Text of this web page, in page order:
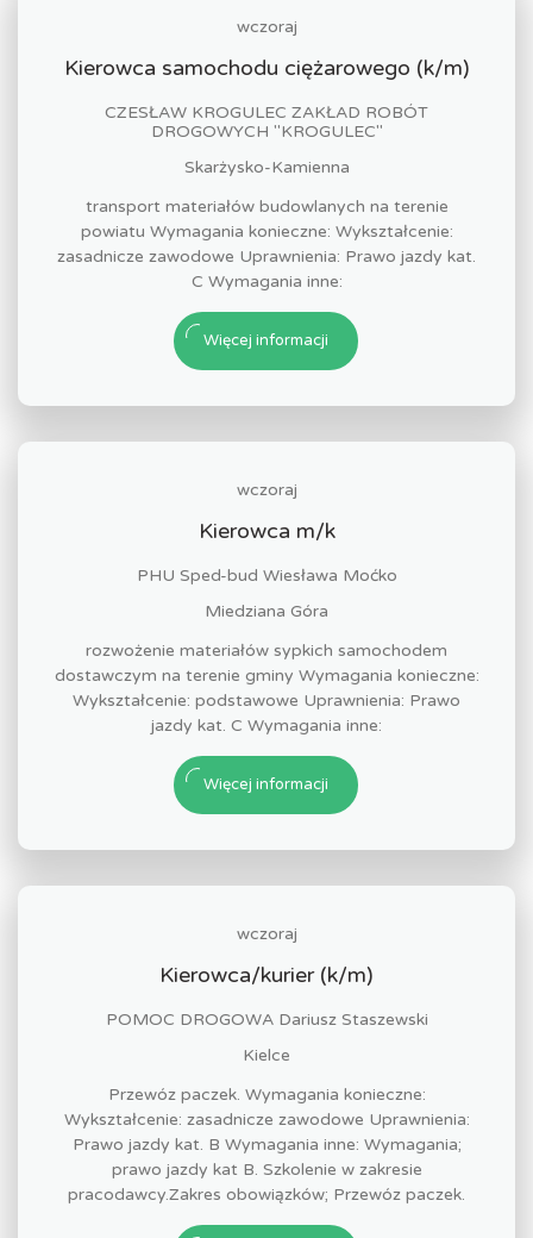
wczoraj
Kierowca samochodu ciężarowego (k/m)
CZESŁAW KROGULEC ZAKŁAD ROBÓT
DROGOWYCH "KROGULEC"
Skarżysko-Kamienna
transport materiałów budowlanych na terenie
powiatu Wymagania konieczne: Wykształcenie:
zasadnicze zawodowe Uprawnienia: Prawo jazdy kat.
C Wymagania inne:
Więcej informacji
wczoraj
Kierowca m/k
PHU Sped-bud Wiesława Moćko
Miedziana Góra
rozwożenie materiałów sypkich samochodem
dostawczym na terenie gminy Wymagania konieczne:
Wykształcenie: podstawowe Uprawnienia: Prawo
jazdy kat. C Wymagania inne:
Więcej informacji
wczoraj
Kierowca/kurier (k/m)
POMOC DROGOWA Dariusz Staszewski
Kielce
Przewóz paczek. Wymagania konieczne:
Wykształcenie: zasadnicze zawodowe Uprawnienia:
Prawo jazdy kat. B Wymagania inne: Wymagania;
prawo jazdy kat B. Szkolenie w zakresie
pracodawcy.Zakres obowiązków; Przewóz paczek.